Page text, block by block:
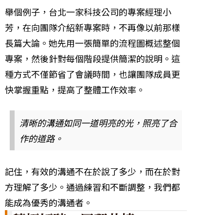
舉個例子，台北一家科技公司的專案經理小
芳，在向團隊介紹新專案時，不再像以前那樣
長篇大論。她先用一張簡單的流程圖概述整個
專案，然後針對每個階段提供簡潔的說明。這
種方式不僅節省了會議時間，也讓團隊成員更
快掌握重點，提高了整體工作效率。
清晰的溝通如同一道明亮的光，照亮了合
作的道路。
記住，有效的溝通不在於說了多少，而在於對
方理解了多少。通過練習和不斷調整，我們都
能成為優秀的溝通者。